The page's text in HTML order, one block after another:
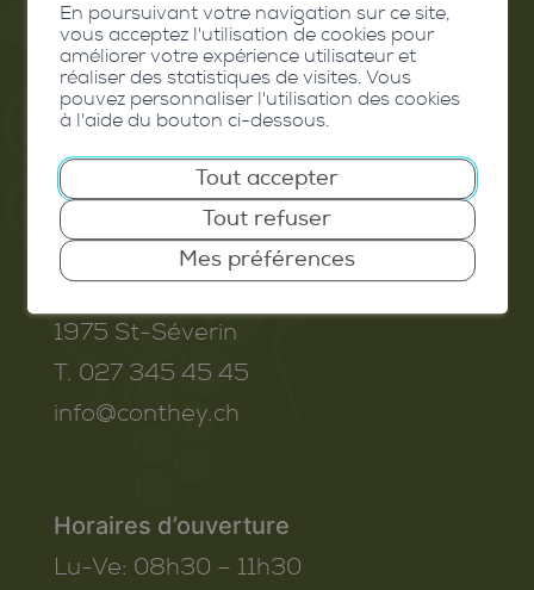
Contact
Extranet
Valais Excellence
Commune de Conthey
Route de Savoie 54
1975 St-Séverin
T. 027 345 45 45
info@conthey.ch
Horaires d’ouverture
Lu-Ve: 08h30 – 11h30
En poursuivant votre navigation sur ce site,
vous acceptez l'utilisation de cookies pour
améliorer votre expérience utilisateur et
réaliser des statistiques de visites. Vous
pouvez personnaliser l'utilisation des cookies
à l'aide du bouton ci-dessous.
Tout accepter
Tout refuser
Mes préférences